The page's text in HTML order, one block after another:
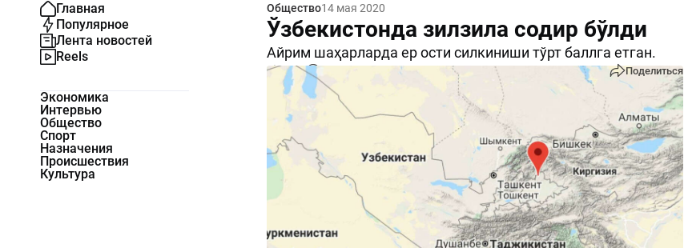
Главная
Популярное
Лента новостей
Reels
Экономика
Интервью
Общество
Спорт
Назначения
Происшествия
Культура
Общество14 мая 2020
Ўзбекистонда зилзила содир бўлди
Айрим шаҳарларда ер ости силкиниши тўрт баллга етган.
1768 Поделиться